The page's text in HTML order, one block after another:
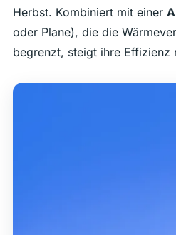
Herbst. Kombiniert mit einer
oder Plane), die die
begrenzt, steigt ihre Effizienz